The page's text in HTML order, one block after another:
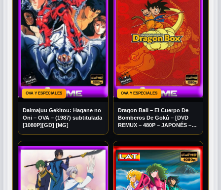
OVA Y ESPECIALES
Daimajuu Gekitou: Hagane no
Oni – OVA – (1987) subtitulada
[1080P][GD] [MG]
OVA Y ESPECIALES
Dragon Ball – El Cuerpo De
Bomberos De Gokú – [DVD
REMUX – 480P – JAPONÉS –
[MG]